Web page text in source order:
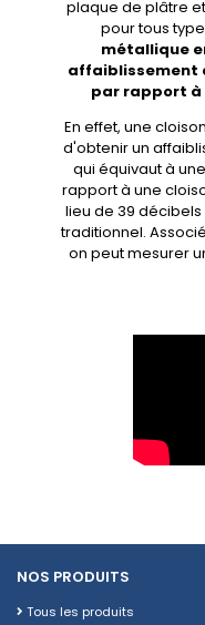
plaque de plâtre
pour tous
métallique
affaiblissement
par rapport
En effet, une
d'obtenir un
qui équivaut à
rapport à une
lieu de 39
traditionnel.
on peut mesurer
NOS PRODUITS
Tous les produits